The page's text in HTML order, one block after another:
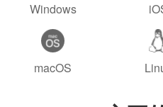
Windows
macOS